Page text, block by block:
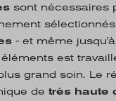
sont nécessaires
- et même
est
grand soin. Le
de très haute